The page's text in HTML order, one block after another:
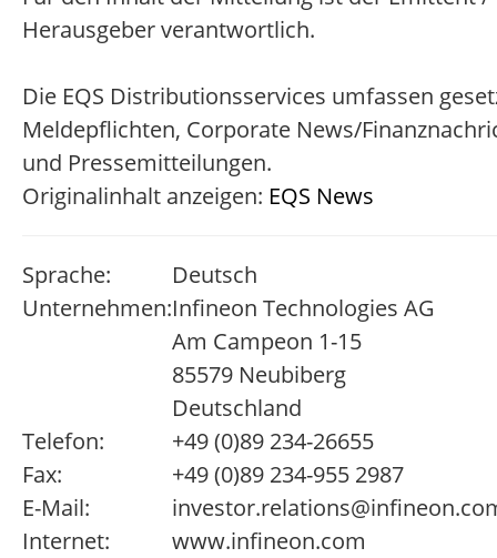
Herausgeber verantwortlich.
Die EQS Distributionsservices umfassen
Meldepflichten, Corporate News/
und Pressemitteilungen.
Originalinhalt anzeigen: EQS News
Sprache:
Deutsch
Unternehmen:Infineon Technologies AG
Am Campeon 1-15
85579 Neubiberg
Deutschland
Telefon:
+49 (0)89 234-26655
Fax:
+49 (0)89 234-955 2987
E-Mail:
Internet:
www.infineon.com